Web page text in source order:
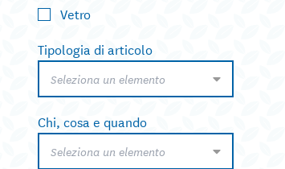
Vetro
Tipologia di articolo
Seleziona un elemento
Chi, cosa e quando
Seleziona un elemento